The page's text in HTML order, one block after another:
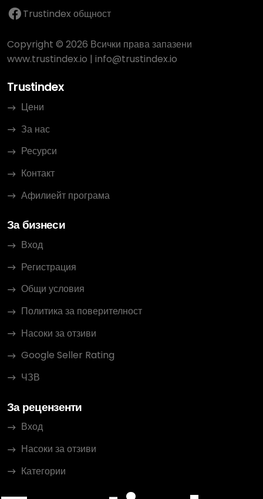
Trustindex общност
Copyright © 2026 Всички права запазени
www.trustindex.io | info@trustindex.io
Trustindex
Цени
За нас
Ресурси
Контакт
Афилиейт програма
За бизнеси
Вход
Регистрация
Общи условия
Политика за поверителност
Насоки за отзиви
Google Seller Rating
ЧЗВ
За рецензенти
Вход
Насоки за отзиви
Категории